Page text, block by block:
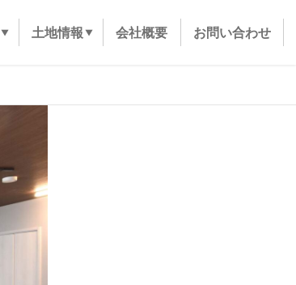
土地情報 会社概要 お問い合わせ